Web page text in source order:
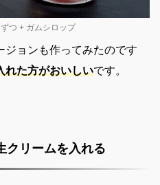
つ + ガムシロップ
ジョンも作ってみたのです
れた方がおいしいです。
クリームを入れる